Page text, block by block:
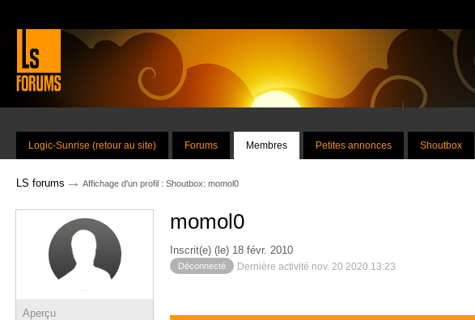
Logic-Sunrise (retour au site) Forums Membres Petites annonces Shoutbox
LS forums → Affichage d'un profil : Shoutbox: momol0
Aperçu
momol0
Inscrit(e) (le) 18 févr. 2010
Déconnecté Dernière activité nov. 20 2020 13:23